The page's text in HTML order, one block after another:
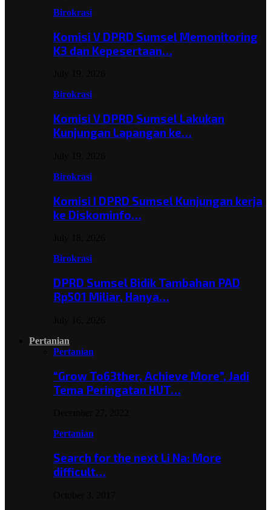
Birokrasi
Komisi V DPRD Sumsel Memonitoring
K3 dan Kepesertaan…
Birokrasi
Komisi V DPRD Sumsel Lakukan
Kunjungan Lapangan ke…
Birokrasi
Komisi I DPRD Sumsel Kunjungan kerja
ke Diskominfo…
Birokrasi
DPRD Sumsel Bidik Tambahan PAD
Rp501 Miliar, Hanya…
Pertanian
Pertanian
“Grow To63ther, Achieve More”, Jadi
Tema Peringatan HUT…
Pertanian
Search for the next Li Na: More
difficult…